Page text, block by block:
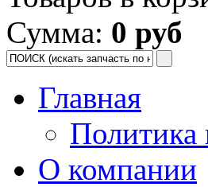
Сумма: 0 руб
Главная
Политика
О компании